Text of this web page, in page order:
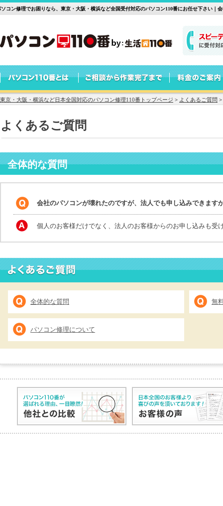
ソコン修理でお困りなら、東京・大阪・横浜など全国受付対応のパソコン110番にお任せ下さい｜
東京・大阪・横浜など日本全国対応のパソコン修理110番トップページ > よくあるご質問 >
よくあるご質問
全体的な質問
会社のパソコンが壊れたのですが、法人でも申し込みできます
個人のお客様だけでなく、法人のお客様からのお申し込みも受
全体的な質問 無
パソコン修理について